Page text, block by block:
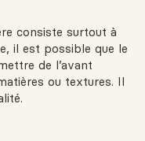
consiste surtout à
il est possible que le
de l’avant
ou textures. Il